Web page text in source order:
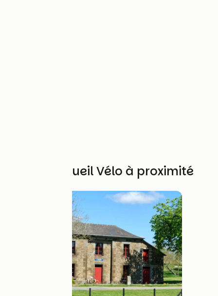
Autres Accueil Vélo à proximité